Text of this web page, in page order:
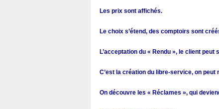
Les prix sont affichés.
Le choix s’étend, des comptoirs sont
L’acceptation du « Rendu », le client
C’est la création du libre-service, on
On découvre les « Réclames », qui